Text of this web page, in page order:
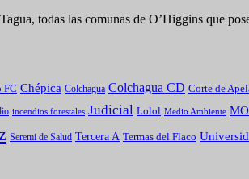
todas las comunas de O’Higgins que
FC Chépica Colchagua Colchagua CD Corte de
incendios forestales Judicial Lolol Medio Ambiente
Seremi de Salud Tercera A Termas del Flaco